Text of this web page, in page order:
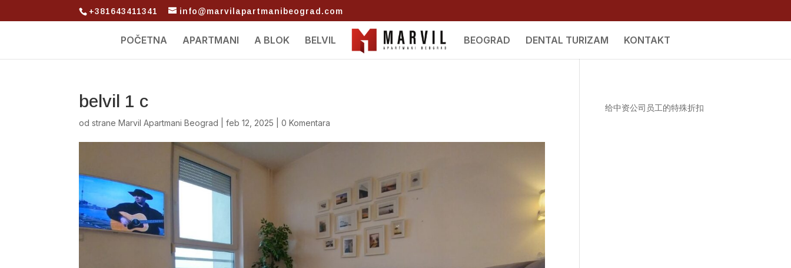
+381643411341 info@marvilapartmanibeograd.com
POČETNA APARTMANI A BLOK BELVIL BEOGRAD DENTAL TURIZAM KONTAKT
belvil 1 c
od straneMarvil Apartmani Beograd |feb 12, 2025 |0 Komentara
给中资公司员工的特殊折扣